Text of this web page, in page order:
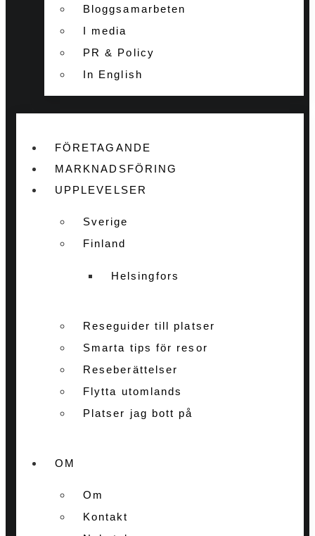
Bloggsamarbeten
I media
PR & Policy
In English
FÖRETAGANDE
MARKNADSFÖRING
UPPLEVELSER
Sverige
Finland
Helsingfors
Reseguider till platser
Smarta tips för resor
Reseberättelser
Flytta utomlands
Platser jag bott på
OM
Om
Kontakt